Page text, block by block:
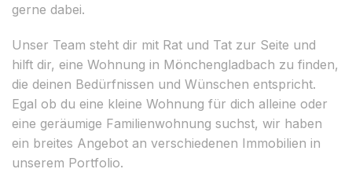
gerne dabei.
Unser Team steht dir mit Rat und Tat zur Seite und
hilft dir, eine Wohnung in Mönchengladbach zu finden,
die deinen Bedürfnissen und Wünschen entspricht.
Egal ob du eine kleine Wohnung für dich alleine oder
eine geräumige Familienwohnung suchst, wir haben
ein breites Angebot an verschiedenen Immobilien in
unserem Portfolio.